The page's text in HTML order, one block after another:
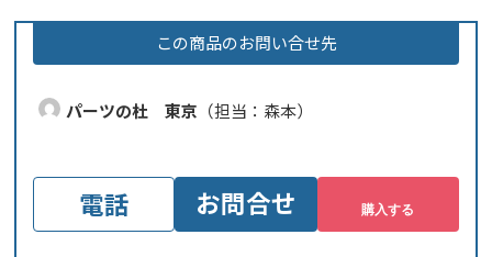
この商品のお問い合せ先
パーツの杜 東京 （担当：森本）
電話 お問合せ